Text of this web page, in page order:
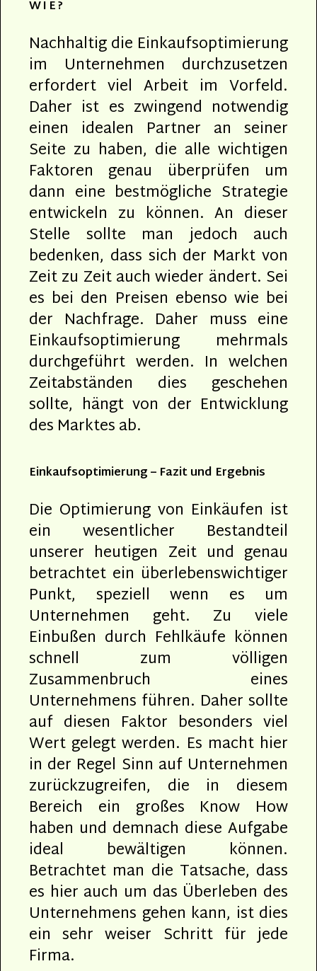
WIE?
Nachhaltig die Einkaufsoptimierung
im Unternehmen durchzusetzen
erfordert viel Arbeit im Vorfeld.
Daher ist es zwingend notwendig
einen idealen Partner an seiner
Seite zu haben, die alle wichtigen
Faktoren genau überprüfen um
dann eine bestmögliche Strategie
entwickeln zu können. An dieser
Stelle sollte man jedoch auch
bedenken, dass sich der Markt von
Zeit zu Zeit auch wieder ändert. Sei
es bei den Preisen ebenso wie bei
der Nachfrage. Daher muss eine
Einkaufsoptimierung mehrmals
durchgeführt werden. In welchen
Zeitabständen dies geschehen
sollte, hängt von der Entwicklung
des Marktes ab.
Einkaufsoptimierung – Fazit und Ergebnis
Die Optimierung von Einkäufen ist
ein wesentlicher Bestandteil
unserer heutigen Zeit und genau
betrachtet ein überlebenswichtiger
Punkt, speziell wenn es um
Unternehmen geht. Zu viele
Einbußen durch Fehlkäufe können
schnell zum völligen
Zusammenbruch eines
Unternehmens führen. Daher sollte
auf diesen Faktor besonders viel
Wert gelegt werden. Es macht hier
in der Regel Sinn auf Unternehmen
zurückzugreifen, die in diesem
Bereich ein großes Know How
haben und demnach diese Aufgabe
ideal bewältigen können.
Betrachtet man die Tatsache, dass
es hier auch um das Überleben des
Unternehmens gehen kann, ist dies
ein sehr weiser Schritt für jede
Firma.